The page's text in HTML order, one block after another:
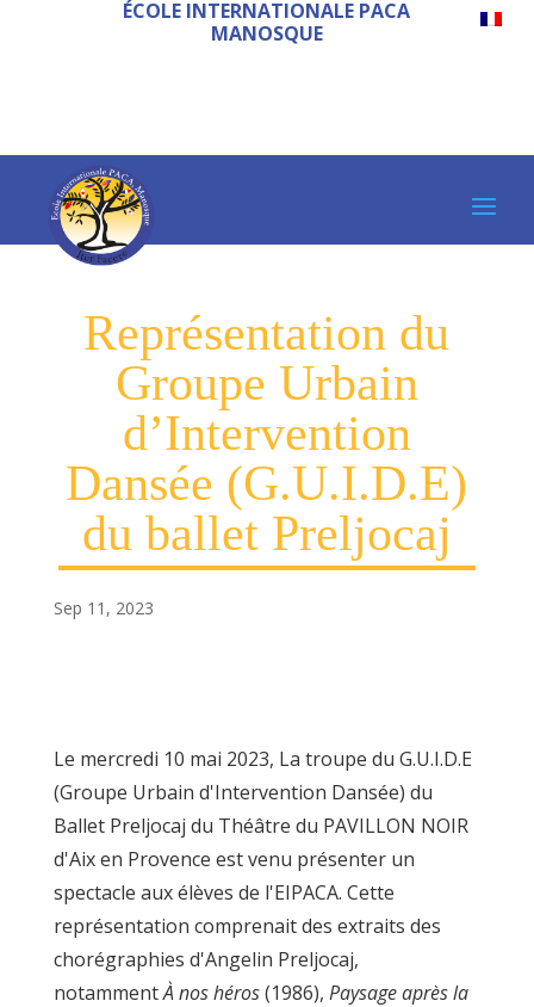
ÉCOLE INTERNATIONALE PACA
MANOSQUE
Représentation du
Groupe Urbain
d’Intervention
Dansée (G.U.I.D.E)
du ballet Preljocaj
Sep 11, 2023
Le mercredi 10 mai 2023, La troupe du G.U.I.D.E
(Groupe Urbain d'Intervention Dansée) du
Ballet Preljocaj du Théâtre du PAVILLON NOIR
d'Aix en Provence est venu présenter un
spectacle aux élèves de l'EIPACA. Cette
représentation comprenait des extraits des
chorégraphies d'Angelin Preljocaj,
notammentÀ nos héros(1986), Paysage après la